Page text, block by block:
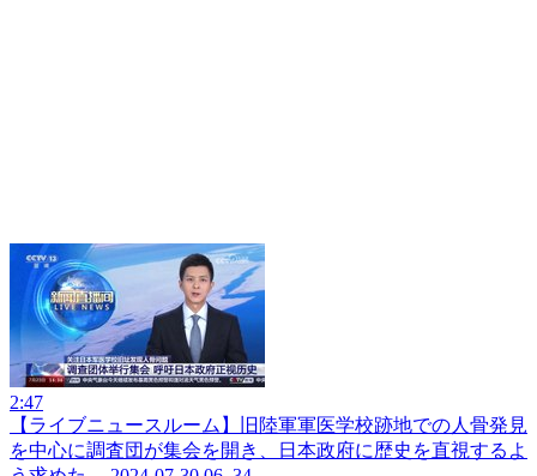
2:47
【ライブニュースルーム】旧陸軍軍医学校跡地での人骨発見
を中心に調査団が集会を開き、日本政府に歴史を直視するよ